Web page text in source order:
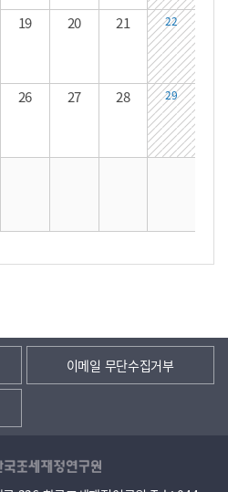
19 20 21 22
26 27 28 29
이메일 무단수집거부